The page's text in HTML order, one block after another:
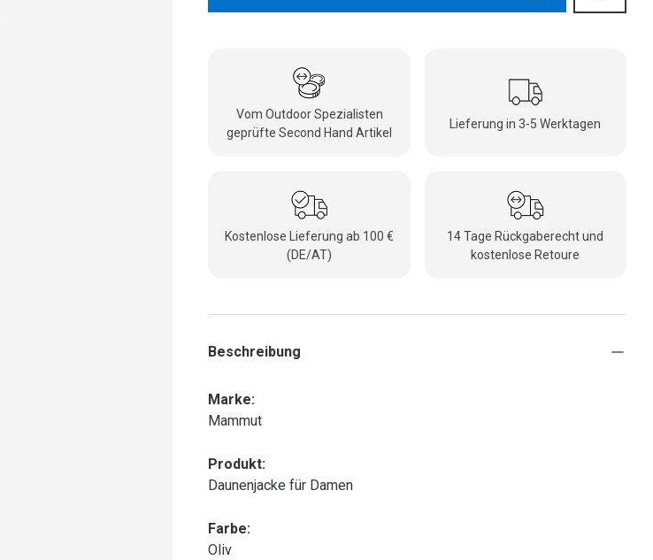
Vom Outdoor Spezialisten
geprüfte Second Hand Artikel
Lieferung in 3-5 Werktagen
Kostenlose Lieferung ab 100 €
(DE/AT)
14 Tage Rückgaberecht und
kostenlose Retoure
Beschreibung
Marke:
Mammut
Produkt:
Daunenjacke für Damen
Farbe:
Oliv